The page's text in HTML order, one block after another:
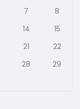
7
8
14
15
21
22
28
29